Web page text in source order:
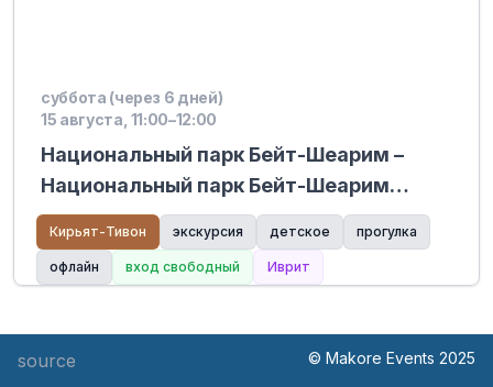
суббота (через 6 дней)
15 августа, 11:00–12:00
Национальный парк Бейт-Шеарим –
Национальный парк Бейт-Шеарим
открывает свои ворота
Кирьят-Тивон экскурсия детское прогулка
офлайн вход свободный Иврит
source © Makore Events 2025